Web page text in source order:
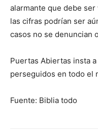
alarmante que debe
las cifras podrían ser
casos no se denuncian
Puertas Abiertas insta
perseguidos en todo el
Fuente: Biblia todo